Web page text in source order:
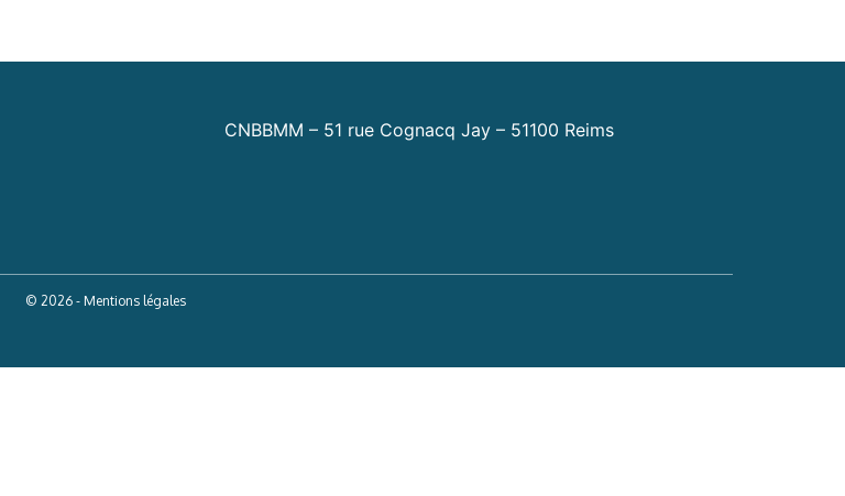
CNBBMM – 51 rue Cognacq Jay – 51100 Reims
© 2026 - Mentions légales